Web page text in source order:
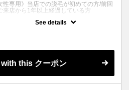
性専用》当店での脱毛が初めての方/前回
来店から1年以上経過している方
の毛は気にならない」「VIO脱毛には抵
いかな？」という方にはこちらのクーポ
おすすめ♪
See details
this クーポン